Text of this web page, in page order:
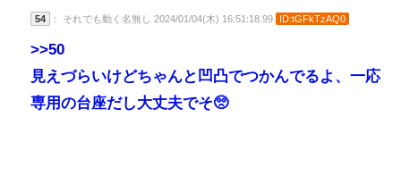
54 ： それでも動く名無し 2024/01/04(木) 16:51:18.99 ID:tGFkTzAQ0
>>50
見えづらいけどちゃんと凹凸でつかんでるよ、一応
専用の台座だし大丈夫でそ🥺